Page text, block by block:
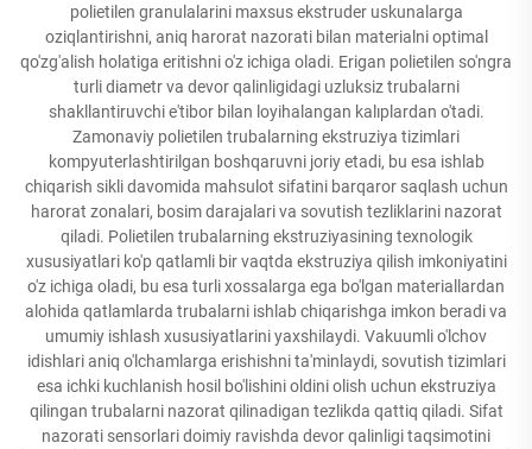
polietilen granulalarini maxsus ekstruder uskunalarga
oziqlantirishni, aniq harorat nazorati bilan materialni optimal
qo'zg'alish holatiga eritishni o'z ichiga oladi. Erigan polietilen so'ngra
turli diametr va devor qalinligidagi uzluksiz trubalarni
shakllantiruvchi e'tibor bilan loyihalangan kalıplardan o'tadi.
Zamonaviy polietilen trubalarning ekstruziya tizimlari
kompyuterlashtirilgan boshqaruvni joriy etadi, bu esa ishlab
chiqarish sikli davomida mahsulot sifatini barqaror saqlash uchun
harorat zonalari, bosim darajalari va sovutish tezliklarini nazorat
qiladi. Polietilen trubalarning ekstruziyasining texnologik
xususiyatlari ko'p qatlamli bir vaqtda ekstruziya qilish imkoniyatini
o'z ichiga oladi, bu esa turli xossalarga ega bo'lgan materiallardan
alohida qatlamlarda trubalarni ishlab chiqarishga imkon beradi va
umumiy ishlash xususiyatlarini yaxshilaydi. Vakuumli o'lchov
idishlari aniq o'lchamlarga erishishni ta'minlaydi, sovutish tizimlari
esa ichki kuchlanish hosil bo'lishini oldini olish uchun ekstruziya
qilingan trubalarni nazorat qilinadigan tezlikda qattiq qiladi. Sifat
nazorati sensorlari doimiy ravishda devor qalinligi taqsimotini